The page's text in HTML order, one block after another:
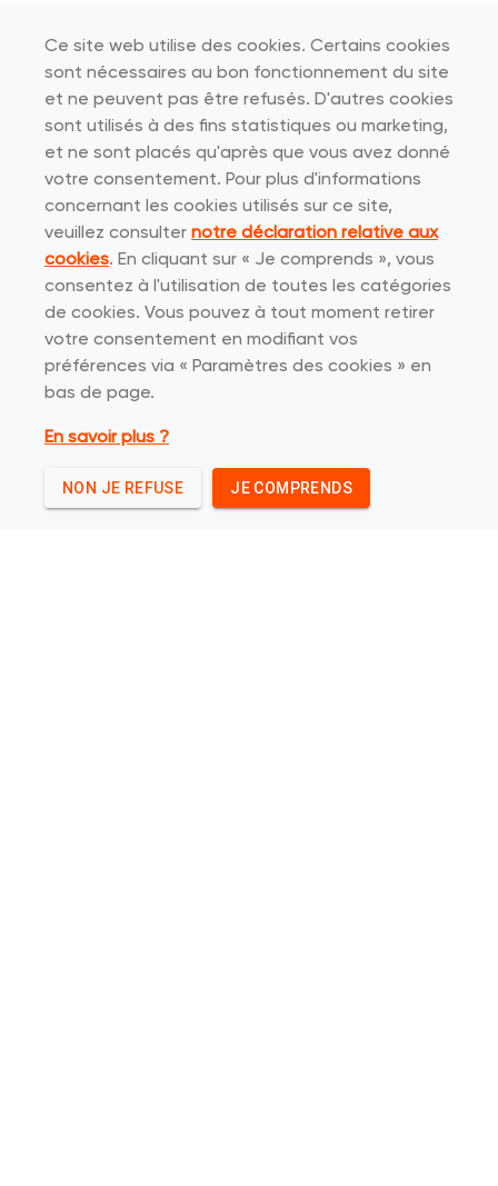
À PROPOS DE ZEB
4
JOBS
85
685
Ce site web utilise des cookies. Certains cookies
sont nécessaires au bon fonctionnement du site
et ne peuvent pas être refusés. D'autres cookies
sont utilisés à des fins statistiques ou marketing,
et ne sont placés qu'après que vous avez donné
votre consentement. Pour plus d'informations
concernant les cookies utilisés sur ce site,
veuillez consulter notre déclaration relative aux
cookies. En cliquant sur « Je comprends », vous
consentez à l'utilisation de toutes les catégories
de cookies. Vous pouvez à tout moment retirer
votre consentement en modifiant vos
préférences via « Paramètres des cookies » en
bas de page.
En savoir plus ?
NON JE REFUSE JE COMPRENDS